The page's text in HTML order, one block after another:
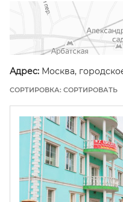
Адрес:Москва,
СОРТИРОВКА: СОРТИРОВАТЬ